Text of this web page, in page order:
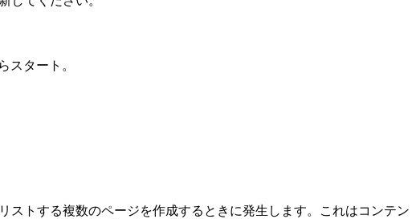
スタート。
トする複数のページを作成するときに発生します。これはコンテン